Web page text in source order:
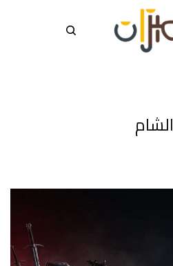
الشام